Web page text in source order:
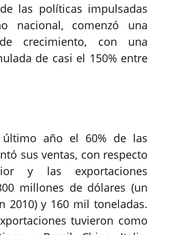
las políticas impulsadas
nacional, comenzó una
crecimiento, con una
de casi el 150% entre
año el 60% de las
sus ventas, con respecto
y las exportaciones
millones de dólares (un
2010) y 160 mil toneladas.
tuvieron como